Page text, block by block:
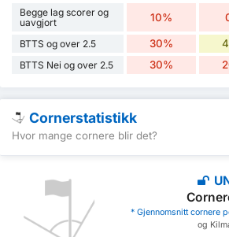
Begge lag scorer og
uavgjort
10%
BTTS og over 2.5 30%
BTTS Nei og over 2.5 30%
Cornerstatistikk
Hvor mange cornere blir det?
* Gjennomsnitt cornere
og